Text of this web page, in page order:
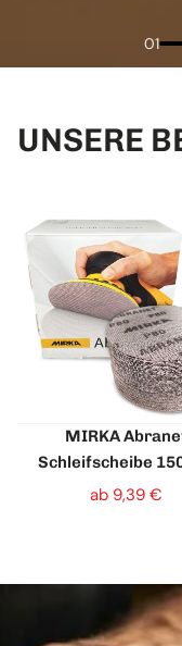
01
UNSERE
MIRKA
Schleifscheibe
ab 9,39 €